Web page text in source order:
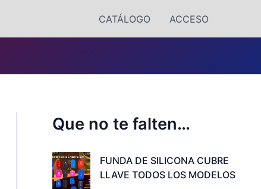
CATÁLOGO ACCESO
Que no te falten…
FUNDA DE SILICONA CUBRE
LLAVE TODOS LOS MODELOS